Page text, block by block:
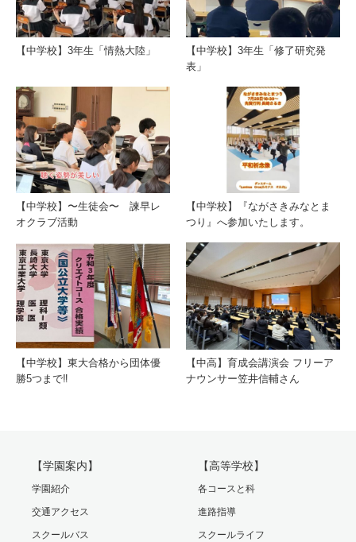
【中学校】3年生「情熱大陸」
【中学校】3年生「修了研究発
表」
【中学校】〜生徒会〜 諫早レ
オクラブ活動
【中学校】『ながさきみなとま
つり』へ参加いたします。
【中学校】東大合格から団体優
勝5つまで‼️
【中高】育成会講演会 フリーア
ナウンサー笠井信輔さん
【学園案内】
学園紹介
交通アクセス
スクールバス
【高等学校】
各コースと科
進路指導
スクールライフ